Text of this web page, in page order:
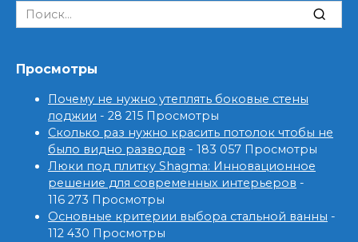
Search
for:
Просмотры
Почему не нужно утеплять боковые стены
лоджии - 28 215 Просмотры
Сколько раз нужно красить потолок чтобы не
было видно разводов - 183 057 Просмотры
Люки под плитку Shagma: Инновационное
решение для современных интерьеров -
116 273 Просмотры
Основные критерии выбора стальной ванны -
112 430 Просмотры